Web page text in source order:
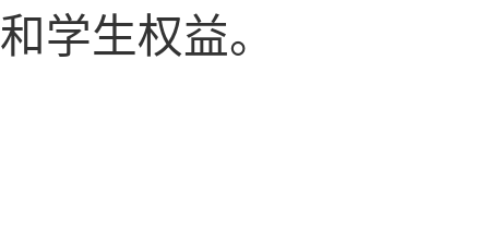
和学生权益。